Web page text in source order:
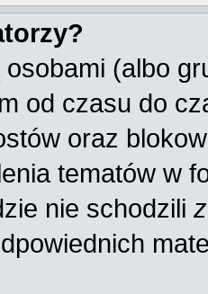
(albo
od czasu do
oraz
tematów w
nie schodzili